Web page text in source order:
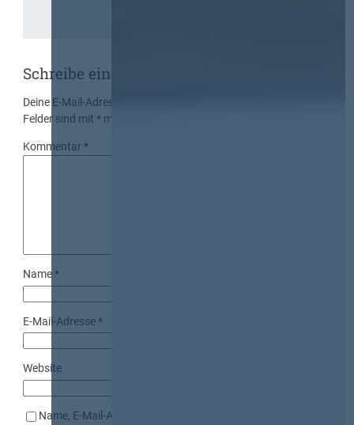
Schreibe einen Kommentar
Deine E-Mail-Adresse wird nicht veröffentlicht.
Felder sind mit* markiert
Kommentar*
Name*
E-Mail-Adresse*
Website
Name, E-Mail-Adresse und Website in diesem Browser für